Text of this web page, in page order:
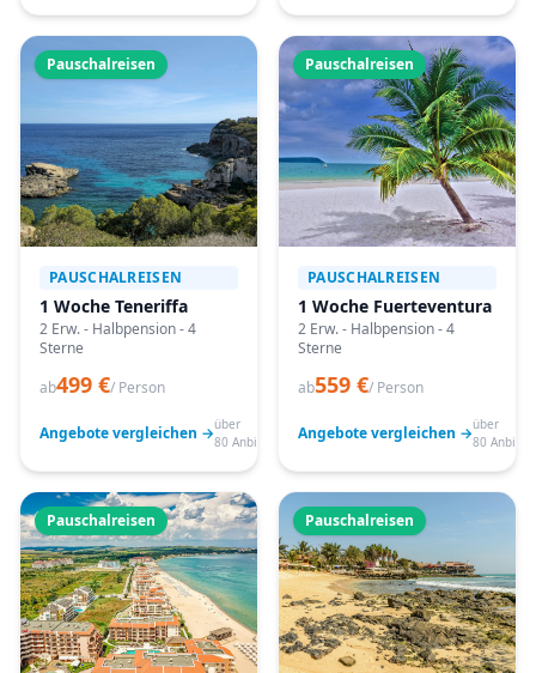
Pauschalreisen
PAUSCHALREISEN
1 Woche Teneriffa
2 Erw. - Halbpension - 4
Sterne
ab499 €/ Person
Angebote vergleichen →über
80 Anbieter
Pauschalreisen
PAUSCHALREISEN
1 Woche Fuerteventura
2 Erw. - Halbpension - 4
Sterne
ab559 €/ Person
Angebote vergleichen →über
80
Pauschalreisen Pauschalreisen